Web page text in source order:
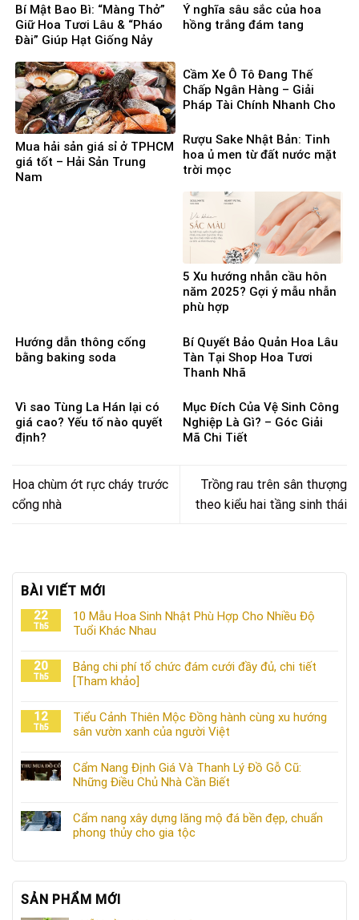
Bí Mật Bao Bì: “Màng Thở”
Giữ Hoa Tươi Lâu & “Pháo
Đài” Giúp Hạt Giống Nảy
Ý nghĩa sâu sắc của hoa
hồng trắng đám tang
Mua hải sản giá sỉ ở TPHCM
giá tốt – Hải Sản Trung
Nam
Cầm Xe Ô Tô Đang Thế
Chấp Ngân Hàng – Giải
Pháp Tài Chính Nhanh Cho
Rượu Sake Nhật Bản: Tinh
hoa ủ men từ đất nước mặt
trời mọc
5 Xu hướng nhẫn cầu hôn
năm 2025? Gợi ý mẫu nhẫn
phù hợp
Hướng dẫn thông cống
bằng baking soda
Bí Quyết Bảo Quản Hoa Lâu
Tàn Tại Shop Hoa Tươi
Thanh Nhã
Vì sao Tùng La Hán lại có
giá cao? Yếu tố nào quyết
định?
Mục Đích Của Vệ Sinh Công
Nghiệp Là Gì? – Góc Giải
Mã Chi Tiết
Hoa chùm ớt rực cháy trước
cổng nhà
Trồng rau trên sân thượng
theo kiểu hai tầng sinh thái
BÀI VIẾT MỚI
22
Th5
10 Mẫu Hoa Sinh Nhật Phù Hợp Cho Nhiều Độ
Tuổi Khác Nhau
20
Th5
Bảng chi phí tổ chức đám cưới đầy đủ, chi tiết
[Tham khảo]
12
Th5
Tiểu Cảnh Thiên Mộc Đồng hành cùng xu hướng
sân vườn xanh của người Việt
Cẩm Nang Định Giá Và Thanh Lý Đồ Gỗ Cũ:
Những Điều Chủ Nhà Cần Biết
Cẩm nang xây dựng lăng mộ đá bền đẹp, chuẩn
phong thủy cho gia tộc
SẢN PHẨM MỚI